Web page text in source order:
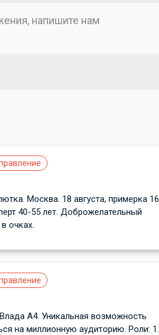
напишите нам
Москва. 18 августа, примерка 16
40-55 лет. Доброжелательный
очках.
А4. Уникальная возможность
на миллионную аудиторию. Роли: 1.